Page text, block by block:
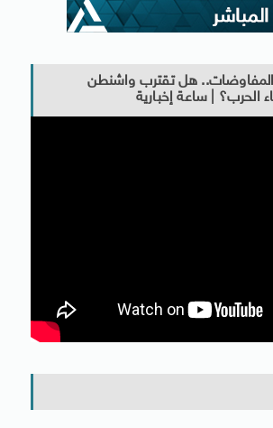
هل تقترب واشنطن
الحرب؟ | ساعة إخبارية